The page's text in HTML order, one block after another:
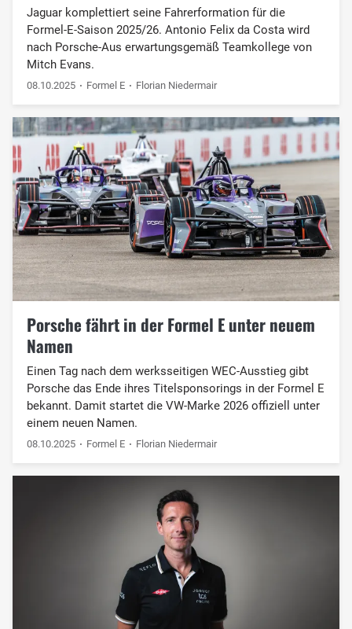
Jaguar komplettiert seine Fahrerformation für die
Formel-E-Saison 2025/26. Antonio Felix da Costa wird
nach Porsche-Aus erwartungsgemäß Teamkollege von
Mitch Evans.
08.10.2025 Formel E Florian Niedermair
Porsche fährt in der Formel E unter neuem
Namen
Einen Tag nach dem werksseitigen WEC-Ausstieg gibt
Porsche das Ende ihres Titelsponsorings in der Formel E
bekannt. Damit startet die VW-Marke 2026 offiziell unter
einem neuen Namen.
08.10.2025 Formel E Florian Niedermair